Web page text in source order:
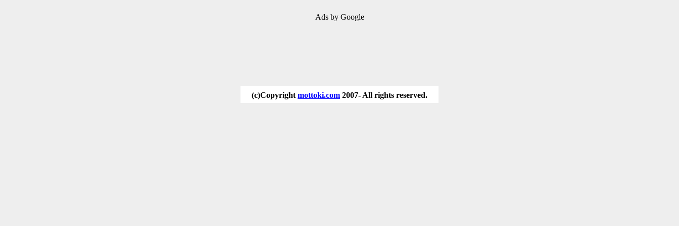
Ads by Google
(c)Copyright mottoki.com 2007- All rights reserved.